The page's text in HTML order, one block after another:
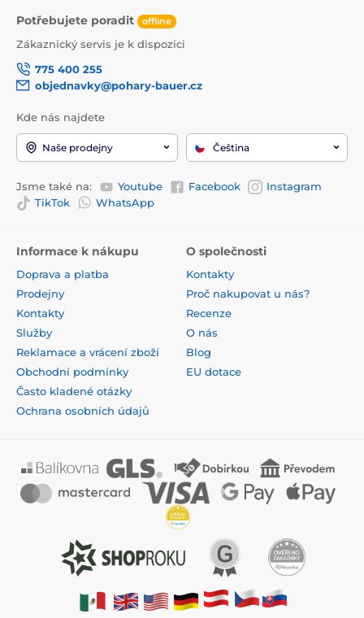
Potřebujete poradit offline
Zákaznický servis je k dispozici
775 400 255
objednavky@pohary-bauer.cz
Kde nás najdete
Naše prodejny Čeština
Jsme také na: Youtube Facebook
Instagram
TikTok
WhatsApp
Informace k nákupu
Doprava a platba
Prodejny
Kontakty
Služby
Reklamace a vrácení zboží
Obchodní podmínky
Často kladené otázky
Ochrana osobních údajů
O společnosti
Kontakty
Proč nakupovat u nás?
Recenze
O nás
Blog
EU dotace